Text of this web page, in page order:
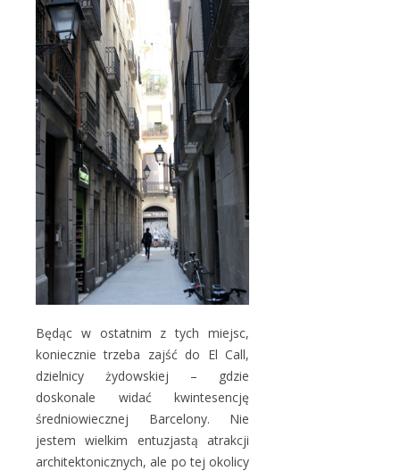
Będąc w ostatnim z tych miejsc,
koniecznie trzeba zajść do El Call,
dzielnicy żydowskiej – gdzie
doskonale widać kwintesencję
średniowiecznej Barcelony. Nie
jestem wielkim entuzjastą atrakcji
architektonicznych, ale po tej okolicy